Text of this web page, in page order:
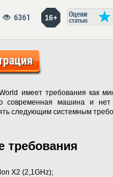
16+
6361
имеет требования как
современная машина и нет
следующим системным
требования
X2 (2,1GHz);